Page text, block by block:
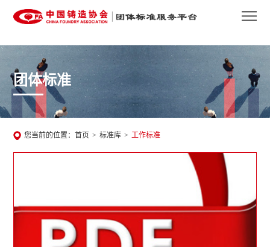
团体标准
您当前的位置：首页 > 标准库 > 工作标准